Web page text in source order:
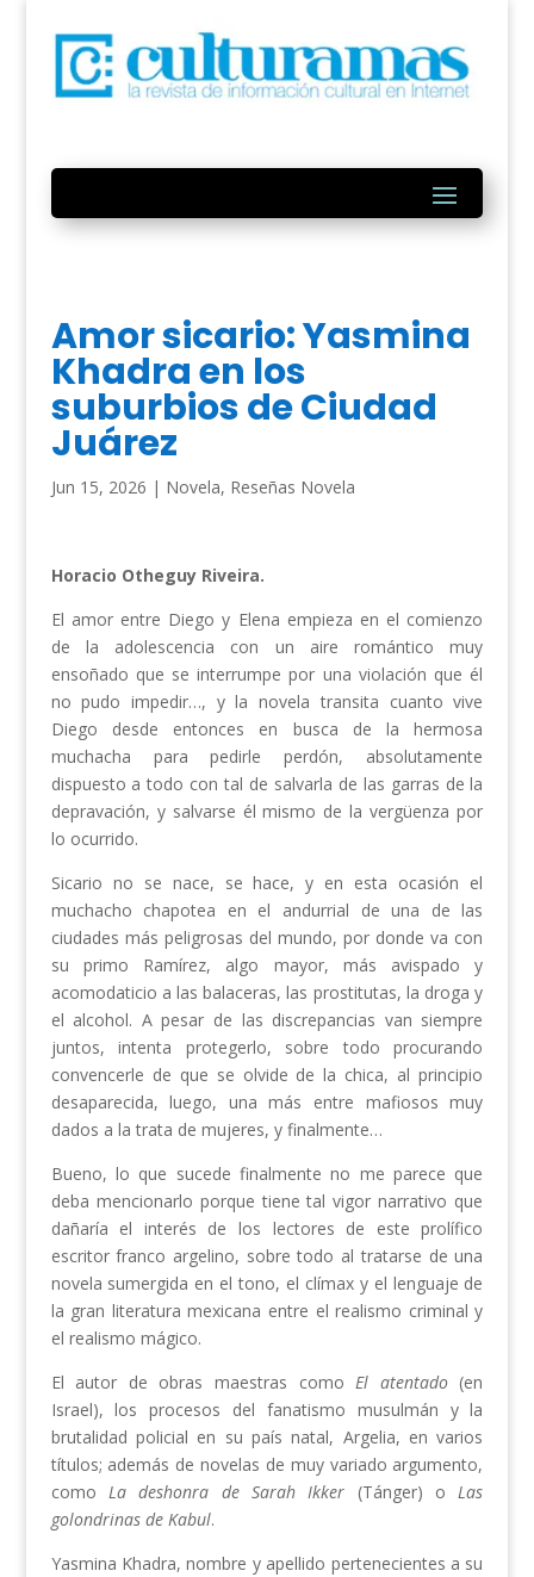
Amor sicario: Yasmina
Khadra en los
suburbios de Ciudad
Juárez
Jun 15, 2026 | Novela, Reseñas Novela
Horacio Otheguy Riveira.
El amor entre Diego y Elena empieza en el comienzo
de la adolescencia con un aire romántico muy
ensoñado que se interrumpe por una violación que él
no pudo impedir…, y la novela transita cuanto vive
Diego desde entonces en busca de la hermosa
muchacha para pedirle perdón, absolutamente
dispuesto a todo con tal de salvarla de las garras de la
depravación, y salvarse él mismo de la vergüenza por
lo ocurrido.
Sicario no se nace, se hace, y en esta ocasión el
muchacho chapotea en el andurrial de una de las
ciudades más peligrosas del mundo, por donde va con
su primo Ramírez, algo mayor, más avispado y
acomodaticio a las balaceras, las prostitutas, la droga y
el alcohol. A pesar de las discrepancias van siempre
juntos, intenta protegerlo, sobre todo procurando
convencerle de que se olvide de la chica, al principio
desaparecida, luego, una más entre mafiosos muy
dados a la trata de mujeres, y finalmente…
Bueno, lo que sucede finalmente no me parece que
deba mencionarlo porque tiene tal vigor narrativo que
dañaría el interés de los lectores de este prolífico
escritor franco argelino, sobre todo al tratarse de una
novela sumergida en el tono, el clímax y el lenguaje de
la gran literatura mexicana entre el realismo criminal y
el realismo mágico.
El autor de obras maestras comoEl atentado(en
Israel), los procesos del fanatismo musulmán y la
brutalidad policial en su país natal, Argelia, en varios
títulos; además de novelas de muy variado argumento,
como La deshonra de Sarah Ikker (Tánger) oLas
golondrinas de Kabul.
Yasmina Khadra, nombre y apellido pertenecientes a su